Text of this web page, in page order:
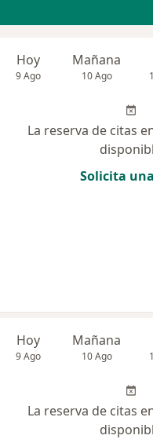
Hoy
9 Ago
Mañana
10 Ago
La reserva de citas
Solicita
Hoy
9 Ago
Mañana
10 Ago
La reserva de citas